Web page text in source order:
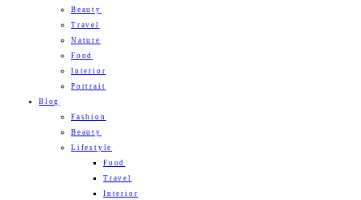
Beauty
Travel
Nature
Food
Interior
Portrait
Blog
Fashion
Beauty
Lifestyle
Food
Travel
Interior